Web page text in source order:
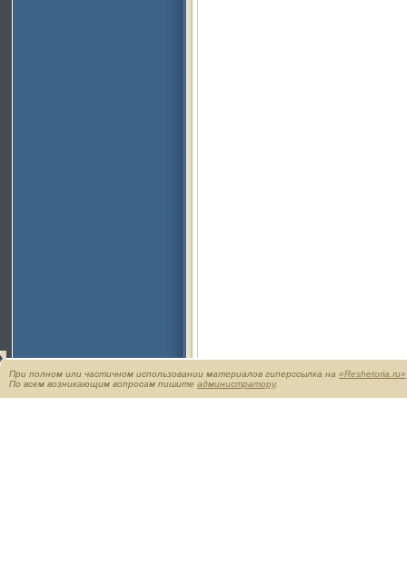
При полном или частичном использовании материалов гиперссылка на «Reshetoria.ru»
По всем возникающим вопросам пишите администратору.